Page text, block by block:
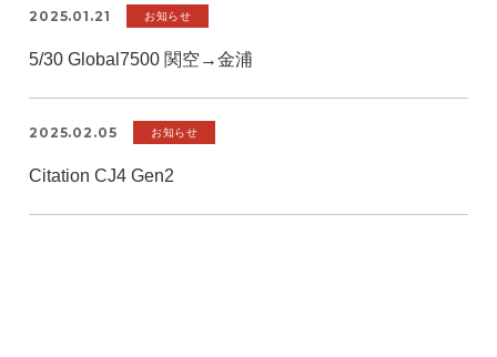
2025.01.21 お知らせ
5/30 Global7500 関空→金浦
2025.02.05 お知らせ
Citation CJ4 Gen2